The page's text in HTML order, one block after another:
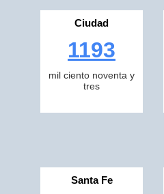
Ciudad
1193
mil ciento noventa y
tres
Santa Fe